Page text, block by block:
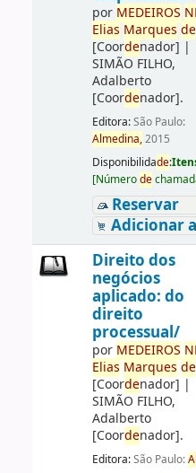
por MEDEIROS
Elias Marques de
[Coordenador] |
SIMÃO FILHO,
Adalberto
[Coordenador].
Editora:São Paulo:
Almedina,2015
Disponibilidade:
[Númerode
Reservar
Adicionar
Direito dos
negócios
aplicado: do
direito
processual/
por MEDEIROS
Elias Marques de
[Coordenador] |
SIMÃO FILHO,
Adalberto
[Coordenador].
Editora:São Paulo: